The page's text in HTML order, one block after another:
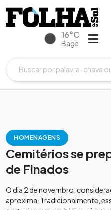
16°C
Bagé
HOMENAGENS
Cemitérios se
de Finados
O dia 2 de novembro,
aproxima. Tradicionalmente,